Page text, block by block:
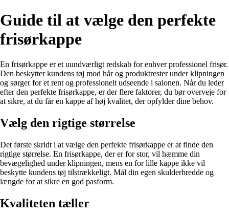
Guide til at vælge den perfekte
frisørkappe
En frisørkappe er et uundværligt redskab for enhver professionel frisør.
Den beskytter kundens tøj mod hår og produktrester under klipningen
og sørger for et rent og professionelt udseende i salonen. Når du leder
efter den perfekte frisørkappe, er der flere faktorer, du bør overveje for
at sikre, at du får en kappe af høj kvalitet, der opfylder dine behov.
Vælg den rigtige størrelse
Det første skridt i at vælge den perfekte frisørkappe er at finde den
rigtige størrelse. En frisørkappe, der er for stor, vil hæmme din
bevægelighed under klipningen, mens en for lille kappe ikke vil
beskytte kundens tøj tilstrækkeligt. Mål din egen skulderbredde og
længde for at sikre en god pasform.
Kvaliteten tæller